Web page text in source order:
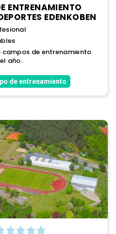
ENTRENAMIENTO
EDENKOBEN
campos de entrenamiento
año.
de entrenamiento